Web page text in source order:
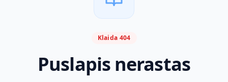
Klaida 404
Puslapis nerastas